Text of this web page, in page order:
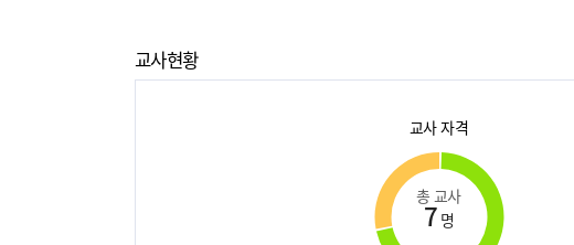
교사현황
교사 자격
총 교사
7 명